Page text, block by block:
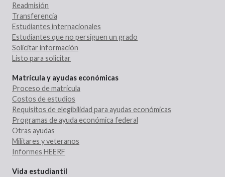
Readmisión
Transferencia
Estudiantes internacionales
Estudiantes que no persiguen un grado
Solicitar información
Listo para solicitar
Matrícula y ayudas económicas
Proceso de matrícula
Costos de estudios
Requisitos de elegibilidad para ayudas económicas
Programas de ayuda económica federal
Otras ayudas
Militares y veteranos
Informes HEERF
Vida estudiantil